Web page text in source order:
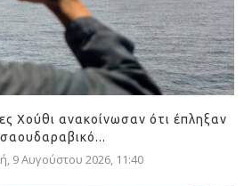
Χούθι ανακοίνωσαν ότι έπληξαν
σαουδαραβικό...
9 Αυγούστου 2026, 11:40